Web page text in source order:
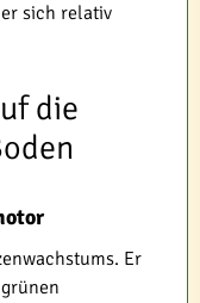
sich relativ
die
Er